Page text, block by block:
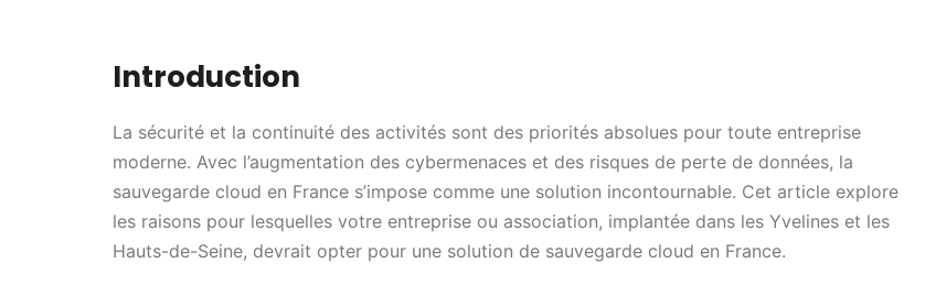
Introduction
La sécurité et la continuité des activités sont des priorités absolues pour toute entreprise
moderne. Avec l’augmentation des cybermenaces et des risques de perte de données, la
sauvegarde cloud en France s’impose comme une solution incontournable. Cet article explore
les raisons pour lesquelles votre entreprise ou association, implantée dans les Yvelines et les
Hauts-de-Seine, devrait opter pour une solution de sauvegarde cloud en France.